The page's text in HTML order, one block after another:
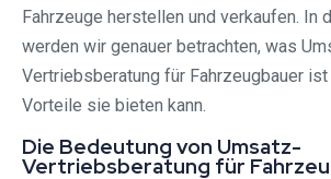
Fahrzeuge herstellen und verkaufen. In
werden wir genauer betrachten, was
Vertriebsberatung für Fahrzeugbauer
Vorteile sie bieten kann.
Die Bedeutung von Umsatz-
Vertriebsberatung für